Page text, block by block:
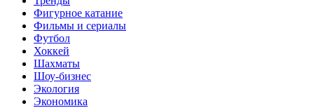
Фигурное катание
Фильмы и сериалы
Футбол
Хоккей
Шахматы
Шоу-бизнес
Экология
Экономика